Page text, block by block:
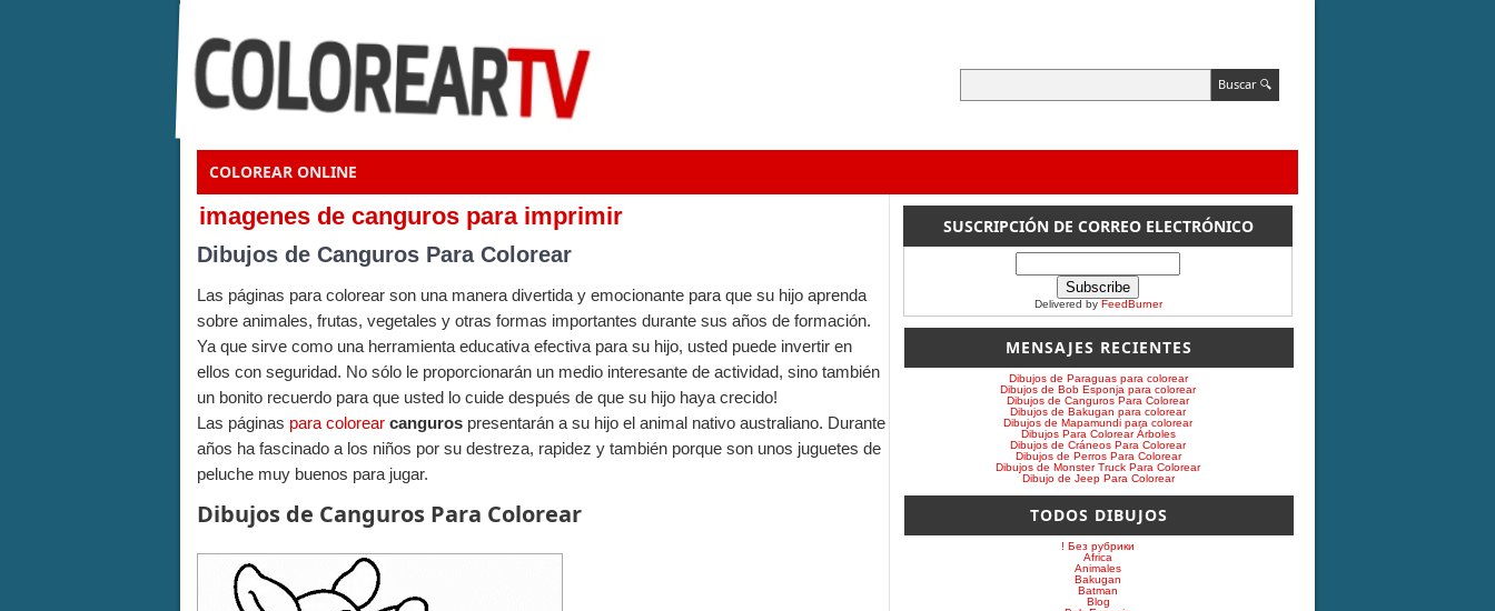
COLOREAR ONLINE
imagenes de canguros para imprimir
Dibujos de Canguros Para Colorear
Las páginas para colorear son una manera divertida y emocionante para que su hijo aprenda
sobre animales, frutas, vegetales y otras formas importantes durante sus años de formación.
Ya que sirve como una herramienta educativa efectiva para su hijo, usted puede invertir en
ellos con seguridad. No sólo le proporcionarán un medio interesante de actividad, sino también
un bonito recuerdo para que usted lo cuide después de que su hijo haya crecido!
Las páginas para colorear canguros presentarán a su hijo el animal nativo australiano. Durante
años ha fascinado a los niños por su destreza, rapidez y también porque son unos juguetes de
peluche muy buenos para jugar.
Dibujos de Canguros Para Colorear
SUSCRIPCIÓN DE CORREO ELECTRÓNICO
Delivered by FeedBurner
MENSAJES RECIENTES
Dibujos de Paraguas para colorear
Dibujos de Bob Esponja para colorear
Dibujos de Canguros Para Colorear
Dibujos de Bakugan para colorear
Dibujos de Mapamundi para colorear
Dibujos Para Colorear Árboles
Dibujos de Cráneos Para Colorear
Dibujos de Perros Para Colorear
Dibujos de Monster Truck Para Colorear
Dibujo de Jeep Para Colorear
TODOS DIBUJOS
! Без рубрики
Africa
Animales
Bakugan
Batman
Blog